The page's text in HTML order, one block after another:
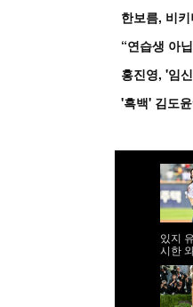
한보름, 비
홍진영, '임
있지
시한